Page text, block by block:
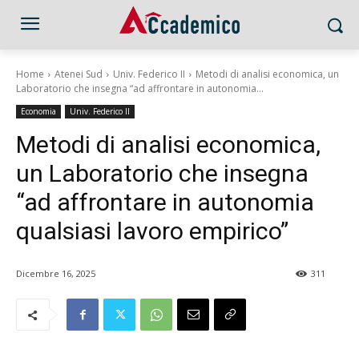
Home Atenei Sud Univ. Federico II
Metodi di analisi economica, un
Laboratorio che insegna “ad affrontare in autonomia...
Economia Univ. Federico II
Metodi di analisi economica,
un Laboratorio che insegna
“ad affrontare in autonomia
qualsiasi lavoro empirico”
Dicembre 16, 2025 311